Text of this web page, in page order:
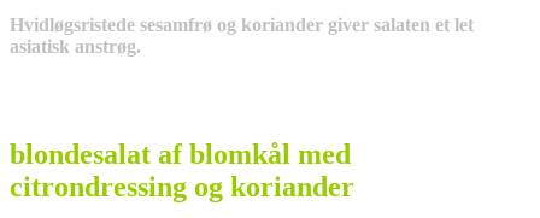
Hvidløgsristede sesamfrø og koriander giver salaten et let
asiatisk anstrøg.
blondesalat af blomkål med
citrondressing og koriander